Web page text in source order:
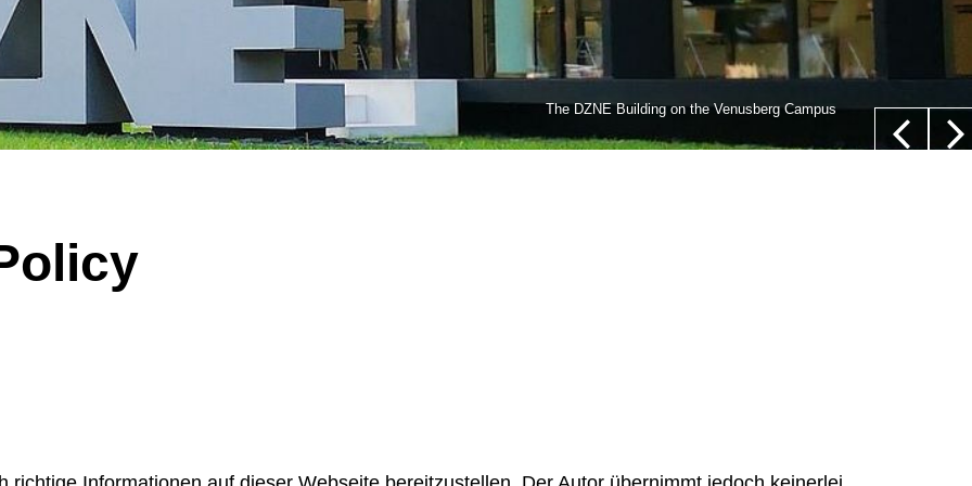
The DZNE Building on the Venusberg Campus
significantly enlarged, malformed nerve cells (black arrow) and “balloon cells,” whose nucleus is not located in their center (white
arrow). Illustration: Annika Breuer/Department of Epileptology, University Hospital Bonn